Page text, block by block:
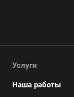
Услуги
Наша работы